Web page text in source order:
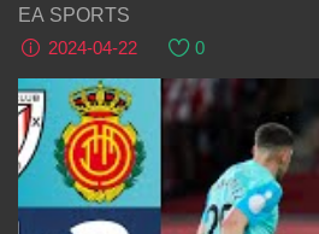
EA SPORTS
2024-04-22
0